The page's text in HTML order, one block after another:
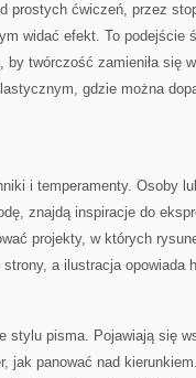
prostych ćwiczeń, przez
widać efekt. To podejście
twórczość zamieniła się
gdzie można
i temperamenty. Osoby
znajdą inspiracje do
projekty, w których
a ilustracja opowiada
stylu pisma. Pojawiają się
jak panować nad